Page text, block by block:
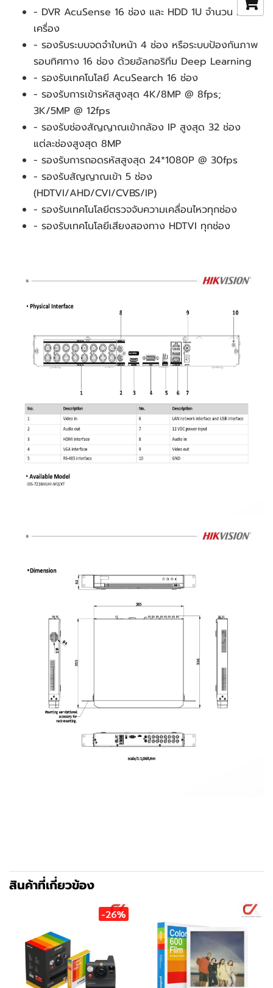
- DVR AcuSense 16 ช่อง และ HDD 1U จำนวน 2
เครื่อง
- รองรับระบบจดจำใบหน้า 4 ช่อง หรือระบบป้องกันภาพ
รอบทิศทาง 16 ช่อง ด้วยอัลกอริทึม Deep Learning
- รองรับเทคโนโลยี AcuSearch 16 ช่อง
- รองรับการเข้ารหัสสูงสุด 4K/8MP @ 8fps;
3K/5MP @ 12fps
- รองรับช่องสัญญาณเข้ากล้อง IP สูงสุด 32 ช่อง
แต่ละช่องสูงสุด 8MP
- รองรับการถอดรหัสสูงสุด 24*1080P @ 30fps
- รองรับสัญญาณเข้า 5 ช่อง
(HDTVI/AHD/CVI/CVBS/IP)
- รองรับเทคโนโลยีตรวจจับความเคลื่อนไหวทุกช่อง
- รองรับเทคโนโลยีเสียงสองทาง HDTVI ทุกช่อง
สินค้าที่เกี่ยวข้อง
-26%